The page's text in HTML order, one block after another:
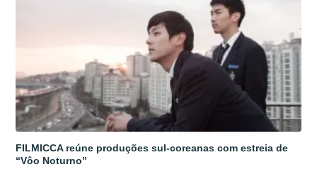
FILMICCA reúne produções sul-coreanas com estreia de
“Vôo Noturno”